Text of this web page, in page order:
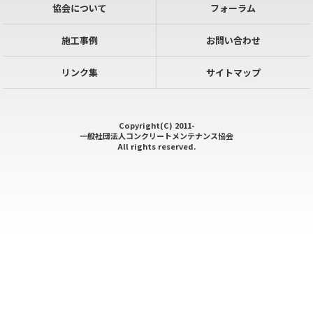
協会について フォーラム
施工事例 お問い合わせ
リンク集 サイトマップ
Copyright(C) 2011-
一般社団法人コンクリートメンテナンス協会
All rights reserved.